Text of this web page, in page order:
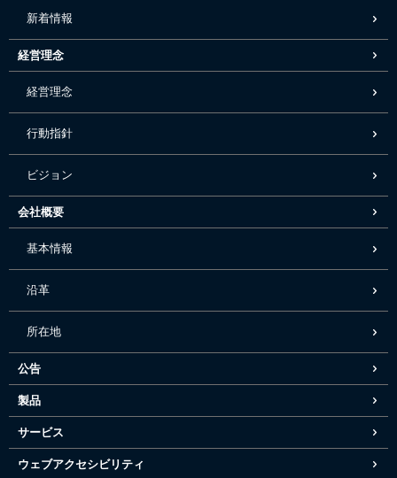
新着情報
経営理念
経営理念
行動指針
ビジョン
会社概要
基本情報
沿革
所在地
公告
製品
サービス
ウェブアクセシビリティ